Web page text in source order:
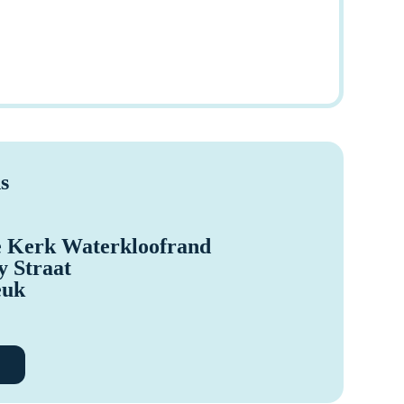
Kerk Waterkloofrand
Straat